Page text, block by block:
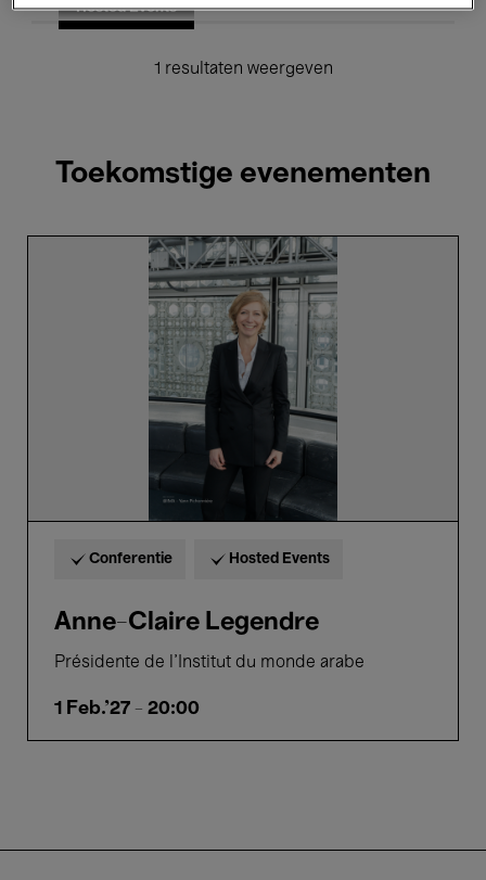
Hosted Events
1 resultaten weergeven
Toekomstige evenementen
Conferentie Hosted Events
Anne-Claire Legendre
Présidente de l'Institut du monde arabe
1 Feb.'27 - 20:00